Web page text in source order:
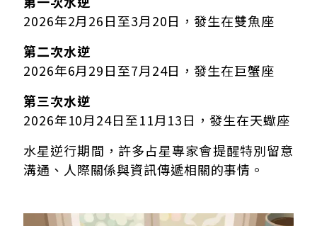
2026年2月26日至3月20日，發生在雙魚座
第二次水逆
2026年6月29日至7月24日，發生在巨蟹座
第三次水逆
2026年10月24日至11月13日，發生在天蠍座
水星逆行期間，許多占星專家會提醒特別留意
溝通、人際關係與資訊傳遞相關的事情。